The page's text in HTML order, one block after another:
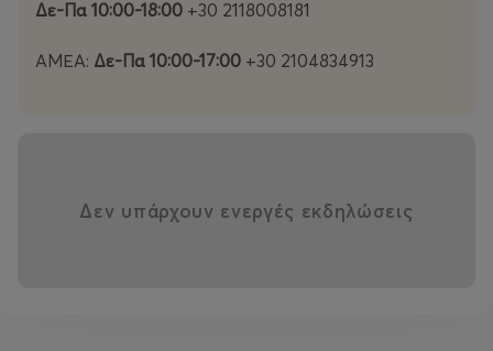
Δε-Πα 10:00-18:00 +30 2118008181
ΑΜΕΑ: Δε-Πα 10:00-17:00 +30 2104834913
Δεν υπάρχουν ενεργές εκδηλώσεις